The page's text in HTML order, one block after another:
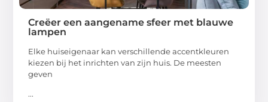
Creëer een aangename sfeer met blauwe
lampen
Elke huiseigenaar kan verschillende accentkleuren
kiezen bij het inrichten van zijn huis. De meesten
geven
...